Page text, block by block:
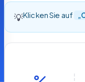
💡Klicken Sie auf